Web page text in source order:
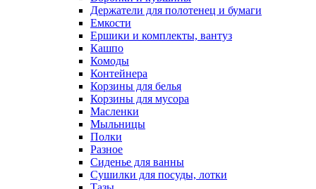
Держатели для полотенец и бумаги
Емкости
Ершики и комплекты, вантуз
Кашпо
Комоды
Контейнера
Корзины для белья
Корзины для мусора
Масленки
Мыльницы
Полки
Разное
Сиденье для ванны
Сушилки для посуды, лотки